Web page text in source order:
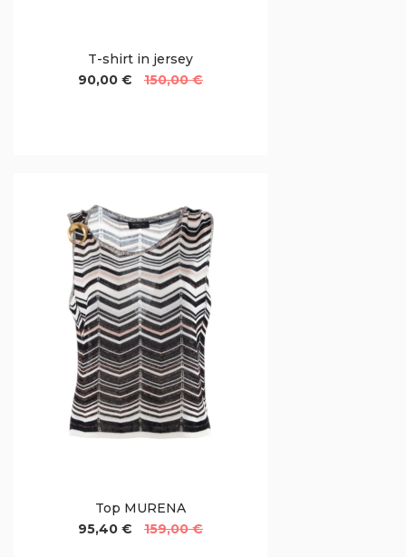
T-shirt in jersey
90,00 €
150,00 €
Top MURENA
95,40 €
159,00 €